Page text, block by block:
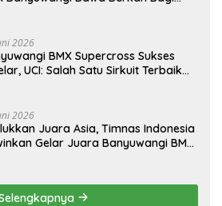
2026
BMX Supercross Sukses
UCI: Salah Satu Sirkuit Terbaik
2026
Juara Asia, Timnas Indonesia
Gelar Juara Banyuwangi BMX